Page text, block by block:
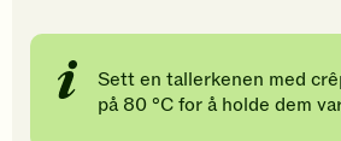
Sett en tallerkenen med
på 80 °C for å holde dem